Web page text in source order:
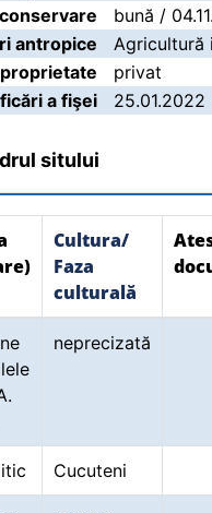
bună /
antropice
Agricultură
privat
a fişei
25.01.2022
sitului
Cultura/
Faza
culturală
neprecizată
Cucuteni